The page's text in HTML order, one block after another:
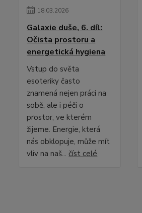
18.03.2026
Galaxie duše, 6. díl:
Očista prostoru a
energetická hygiena
Vstup do světa
esoteriky často
znamená nejen práci na
sobě, ale i péči o
prostor, ve kterém
žijeme. Energie, která
nás obklopuje, může mít
vliv na naš...číst celé